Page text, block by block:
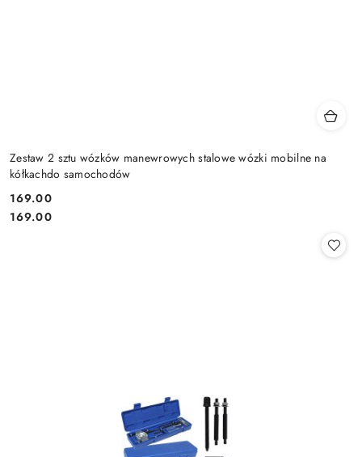
Zestaw 2 sztu wózków manewrowych stalowe wózki mobilne na
kółkachdo samochodów
Cena:
169.00
Cena:
169.00